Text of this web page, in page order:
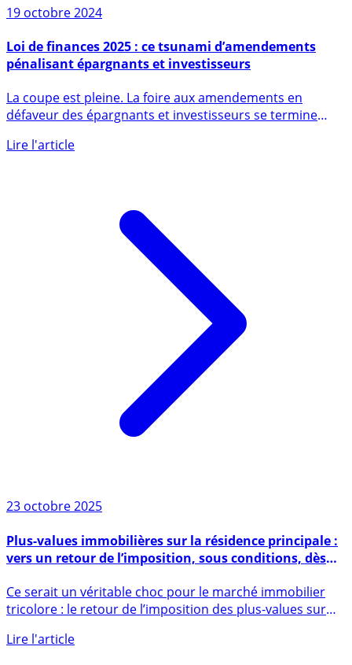
19 octobre 2024
pénalisant épargnants et investisseurs
défaveur des épargnants et investisseurs se termine
23 octobre 2025
Plus-values immobilières sur la résidence principale :
vers un retour de l’imposition, sous conditions, dès
2026
tricolore : le retour de l’imposition des plus-values sur